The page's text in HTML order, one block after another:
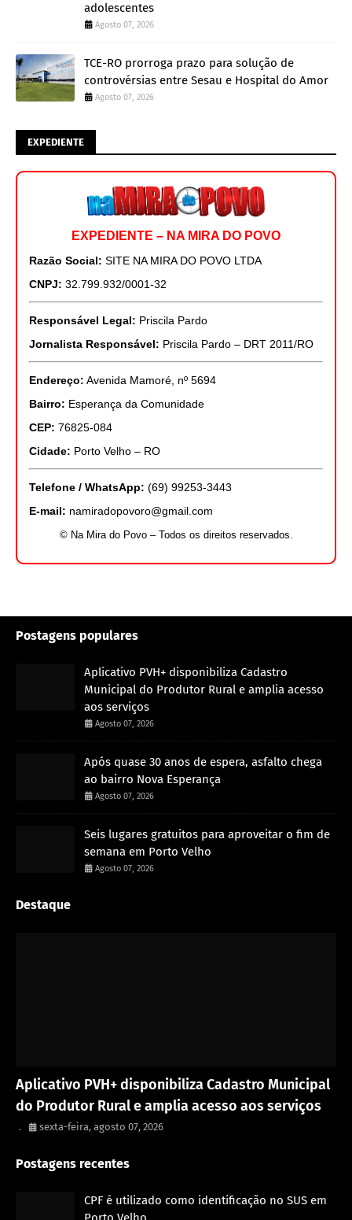
adolescentes
Agosto 07, 2026
TCE-RO prorroga prazo para solução de
controvérsias entre Sesau e Hospital do Amor
Agosto 07, 2026
EXPEDIENTE
EXPEDIENTE – NA MIRA DO POVO
Razão Social: SITE NA MIRA DO POVO LTDA
CNPJ: 32.799.932/0001-32
Responsável Legal: Priscila Pardo
Jornalista Responsável: Priscila Pardo – DRT 2011/RO
Endereço: Avenida Mamoré, nº 5694
Bairro: Esperança da Comunidade
CEP: 76825-084
Cidade: Porto Velho – RO
Telefone / WhatsApp: (69) 99253-3443
E-mail: namiradopovoro@gmail.com
© Na Mira do Povo – Todos os direitos reservados.
Postagens populares
Aplicativo PVH+ disponibiliza Cadastro
Municipal do Produtor Rural e amplia acesso
aos serviços
Agosto 07, 2026
Após quase 30 anos de espera, asfalto chega
ao bairro Nova Esperança
Agosto 07, 2026
Seis lugares gratuitos para aproveitar o fim de
semana em Porto Velho
Agosto 07, 2026
Destaque
Aplicativo PVH+ disponibiliza Cadastro Municipal
do Produtor Rural e amplia acesso aos serviços
. sexta-feira, agosto 07, 2026
Postagens recentes
CPF é utilizado como identificação no SUS em